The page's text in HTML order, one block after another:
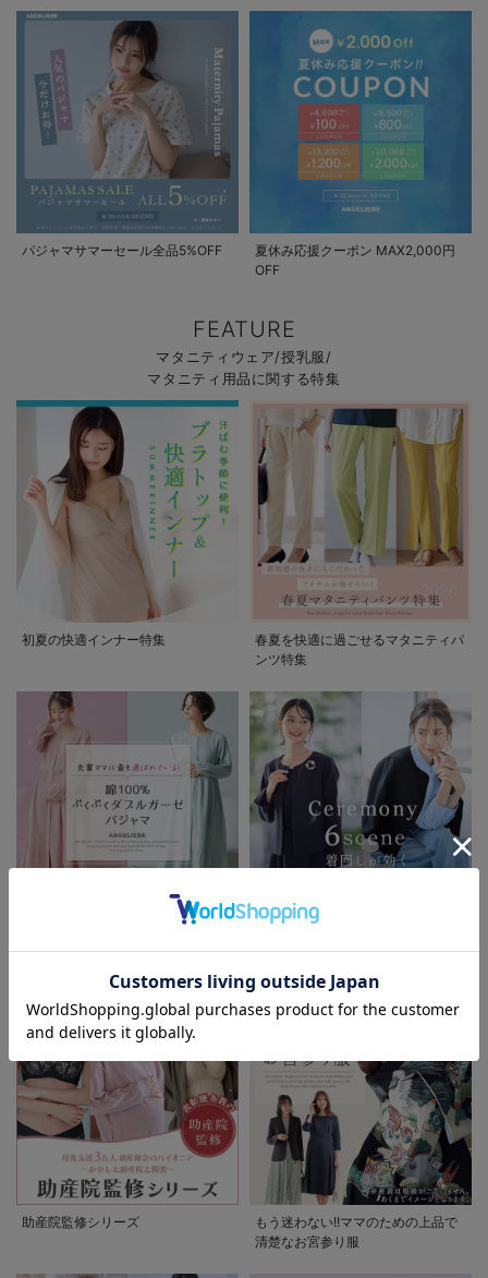
パジャマサマーセール全品5%OFF
夏休み応援クーポン MAX2,000円
OFF
FEATURE
マタニティウェア/授乳服/
マタニティ用品に関する特集
初夏の快適インナー特集
春夏を快適に過ごせるマタニティパ
ンツ特集
ぷくダブルガーゼパジャマシリーズ
セレモニー6シーン
助産院監修シリーズ
もう迷わない!!ママのための上品で
清楚なお宮参り服
お気に入り商品を確認する